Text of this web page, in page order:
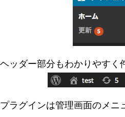
ヘッダー部分もわかりやすく
プラグインは管理画面のメニ